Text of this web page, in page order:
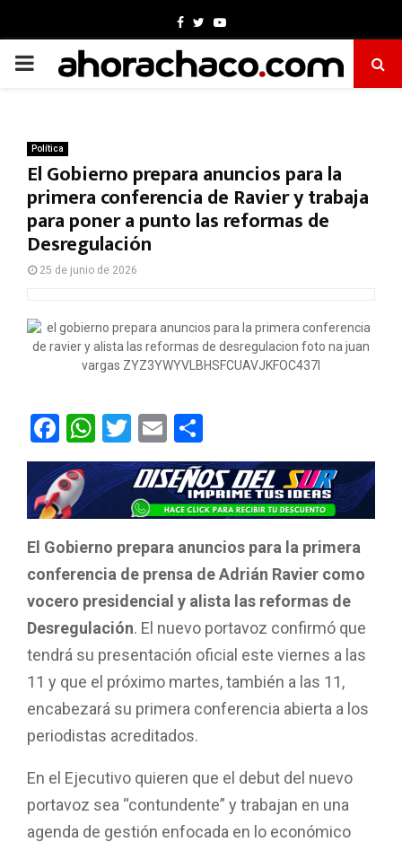
Facebook
TwitterYoutube
PRIMARY
Política
El Gobierno prepara anuncios para la
primera conferencia de Ravier y trabaja
para poner a punto las reformas de
Desregulación
25 de junio de 2026
F
a
ce
b
o
o
k
W
h
at
s
A
p
p
T
wi
tt
er
E
m
ail
o
m
p
ar
tir
El Gobierno prepara anuncios para la primera
conferencia de prensa de Adrián Ravier como
vocero presidencial y alista las reformas de
Desregulación. El nuevo portavoz confirmó que
tendrá su presentación oficial este viernes a las
11 y que el próximo martes, también a las 11,
encabezará su primera conferencia abierta a los
periodistas acreditados.
En el Ejecutivo quieren que el debut del nuevo
portavoz sea “contundente” y trabajan en una
agenda de gestión enfocada en lo económico